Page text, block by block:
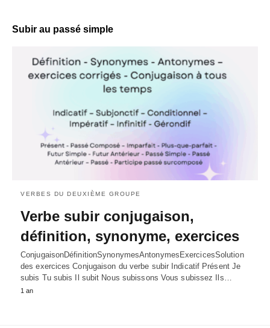
Subir au passé simple
VERBES DU DEUXIÈME GROUPE
Verbe subir conjugaison,
définition, synonyme, exercices
ConjugaisonDéfinitionSynonymesAntonymesExercicesSolution
des exercices Conjugaison du verbe subir Indicatif Présent Je
subis Tu subis Il subit Nous subissons Vous subissez Ils…
1 an